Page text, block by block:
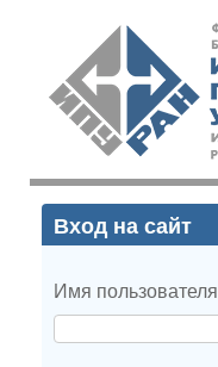
ИПУ
РАН
Вход на сайт
Имя пользователя